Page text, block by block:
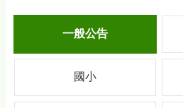
一般公告
國小